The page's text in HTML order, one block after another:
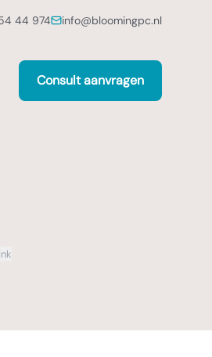
44 974 info@bloomingpc.nl
Consult aanvragen